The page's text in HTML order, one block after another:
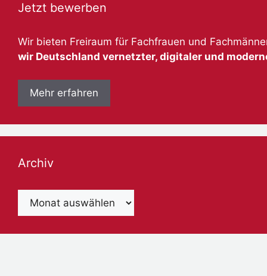
Jetzt bewerben
Wir bieten Freiraum für Fachfrauen und
wir Deutschland vernetzter, digitaler und
Mehr erfahren
Archiv
Archiv